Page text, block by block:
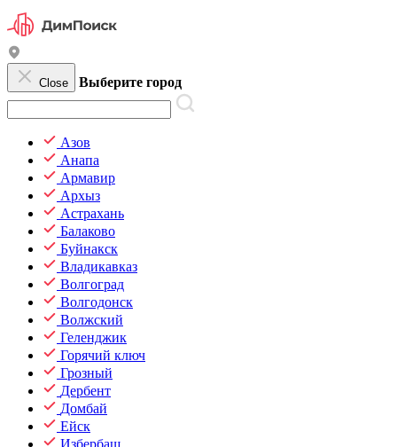
Close Выберите город
Азов
Анапа
Армавир
Архыз
Астрахань
Балаково
Буйнакск
Владикавказ
Волгоград
Волгодонск
Волжский
Геленджик
Горячий ключ
Грозный
Дербент
Домбай
Ейск
Избербаш